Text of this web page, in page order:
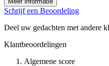
Schrijf een Beoordeling
Deel uw gedachten met andere
Klantbeoordelingen
Algemene score